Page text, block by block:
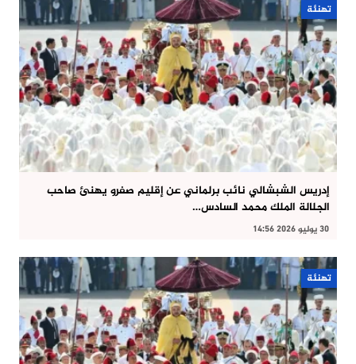
تهنئة
إدريس الشبشالي نائب برلماني عن إقليم صفرو يهنئ صاحب
الجلالة الملك محمد السادس…
30 يوليو 2026 14:56
تهنئة